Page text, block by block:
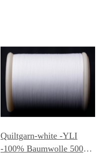
Quiltgarn-white -YLI
-100% Baumwolle 500